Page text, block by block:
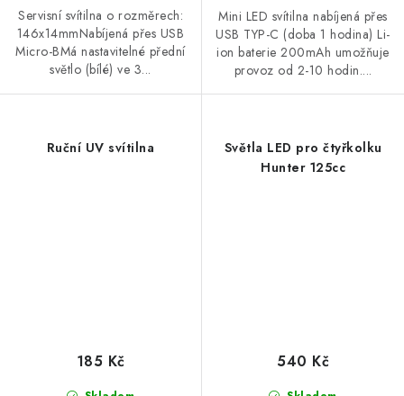
Servisní svítilna o rozměrech:
146x14mmNabíjená přes USB
Micro-BMá nastavitelné přední
světlo (bílé) ve 3...
Mini LED svítilna nabíjená přes
USB TYP-C (doba 1 hodina) Li-
ion baterie 200mAh umožňuje
provoz od 2-10 hodin....
Ruční UV svítilna
185 Kč
Světla LED pro čtyřkolku
Hunter 125cc
540 Kč